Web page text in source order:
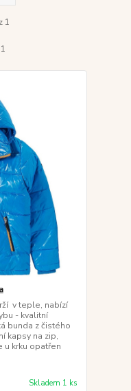
1
v teple, nabízí
- kvalitní
bunda z čistého
kapsy na zip,
u krku opatřen
Skladem 1 ks